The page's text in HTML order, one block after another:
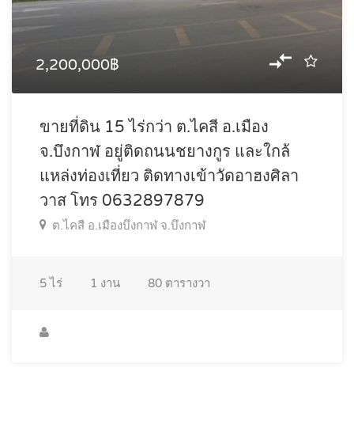
2,200,000฿
ขายที่ดิน 15 ไร่กว่า ต.ไคสี อ.เมือง
จ.บึงกาฬ อยู่ติดถนนชยางกูร และใกล้
แหล่งท่องเที่ยว ติดทางเข้าวัดอาฮงศิลา
วาส โทร 0632897879
ต.ไคสี อ.เมืองบึงกาฬ จ.บึงกาฬ
5ไร่ 1 งาน 80 ตารางวา